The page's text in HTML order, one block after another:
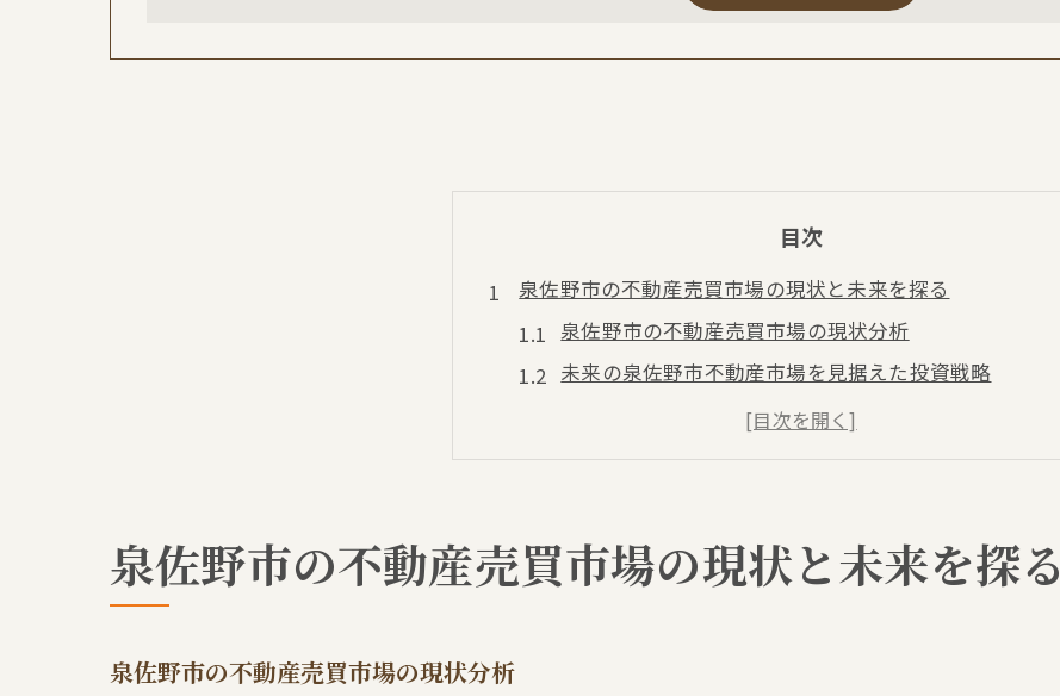
目次
泉佐野市の不動産売買市場の現状と未来を探る
泉佐野市の不動産売買市場の現状分析
未来の泉佐野市不動産市場を見据えた投資戦略
泉佐野市での不動産取引件数の推移
不動産価格の変動要因：泉佐野市の場合
将来の泉佐野市の不動産需要予測
地域開発がもたらす泉佐野市の不動産価格への影響
泉佐野市の不動産売買市場の現状と未来を探る
泉佐野市の不動産売買市場の現状分析